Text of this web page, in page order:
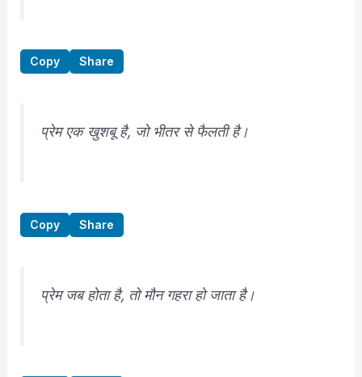
Copy Share
प्रेम एक खुशबू है, जो भीतर से फैलती है।
Copy Share
प्रेम जब होता है, तो मौन गहरा हो जाता है।